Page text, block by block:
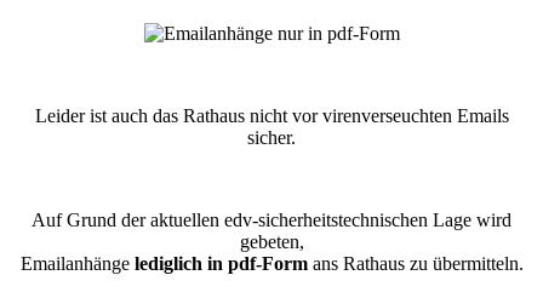
Leider ist auch das Rathaus nicht vor virenverseuchten Emails
sicher.
Auf Grund der aktuellen edv-sicherheitstechnischen Lage wird
gebeten,
Emailanhänge lediglich in pdf-Formans Rathaus zu übermitteln.